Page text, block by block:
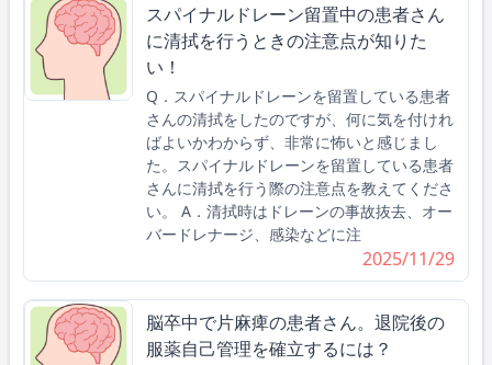
スパイナルドレーン留置中の患者さん
に清拭を行うときの注意点が知りた
い！
Q．スパイナルドレーンを留置している患者
さんの清拭をしたのですが、何に気を付けれ
ばよいかわからず、非常に怖いと感じまし
た。スパイナルドレーンを留置している患者
さんに清拭を行う際の注意点を教えてくださ
い。 A．清拭時はドレーンの事故抜去、オー
バードレナージ、感染などに注
2025/11/29
脳卒中で片麻痺の患者さん。退院後の
服薬自己管理を確立するには？